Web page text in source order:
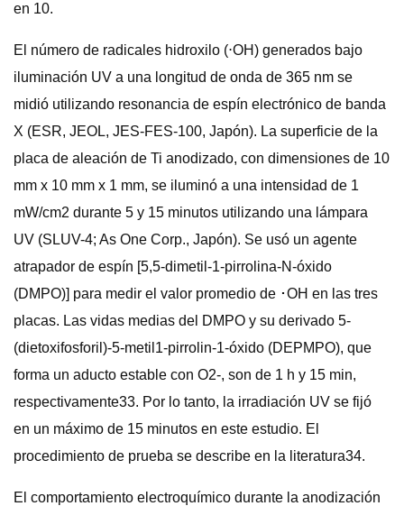
en 10.
El número de radicales hidroxilo (⋅OH) generados bajo
iluminación UV a una longitud de onda de 365 nm se
midió utilizando resonancia de espín electrónico de banda
X (ESR, JEOL, JES-FES-100, Japón). La superficie de la
placa de aleación de Ti anodizado, con dimensiones de 10
mm x 10 mm x 1 mm, se iluminó a una intensidad de 1
mW/cm2 durante 5 y 15 minutos utilizando una lámpara
UV (SLUV-4; As One Corp., Japón). Se usó un agente
atrapador de espín [5,5-dimetil-1-pirrolina-N-óxido
(DMPO)] para medir el valor promedio de ･OH ​​en las tres
placas. Las vidas medias del DMPO y su derivado 5-
(dietoxifosforil)-5-metil1-pirrolin-1-óxido (DEPMPO), que
forma un aducto estable con O2-, son de 1 h y 15 min,
respectivamente33. Por lo tanto, la irradiación UV se fijó
en un máximo de 15 minutos en este estudio. El
procedimiento de prueba se describe en la literatura34.
El comportamiento electroquímico durante la anodización